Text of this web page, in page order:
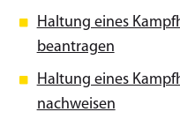
Haltung eines
beantragen
Haltung eines
nachweisen